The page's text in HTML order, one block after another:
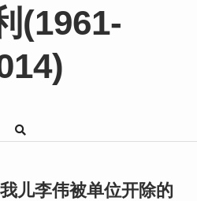
(1961-
儿李伟被单位开除的